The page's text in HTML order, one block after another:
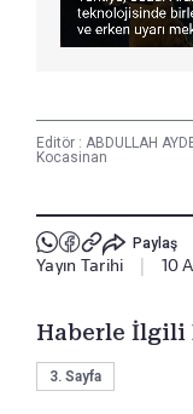
Editör : ABDULLAH
Kocasinan
Paylaş
Yayın Tarihi | 10
Haberle İlgili
3. Sayfa